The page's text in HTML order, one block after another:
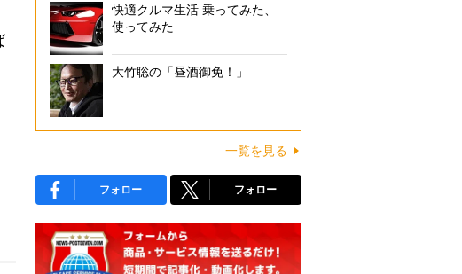
快適クルマ生活 乗ってみた、
使ってみた
大竹聡の「昼酒御免！」
一覧を見る
フォロー フォロー